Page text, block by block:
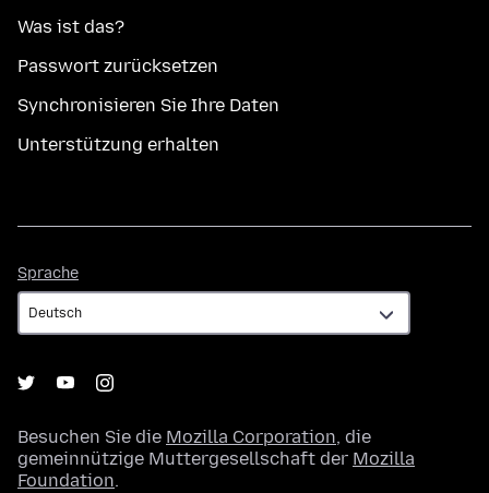
Was ist das?
Passwort zurücksetzen
Synchronisieren Sie Ihre Daten
Unterstützung erhalten
Sprache
Besuchen Sie die Mozilla Corporation, die
gemeinnützige Muttergesellschaft der Mozilla
Foundation.